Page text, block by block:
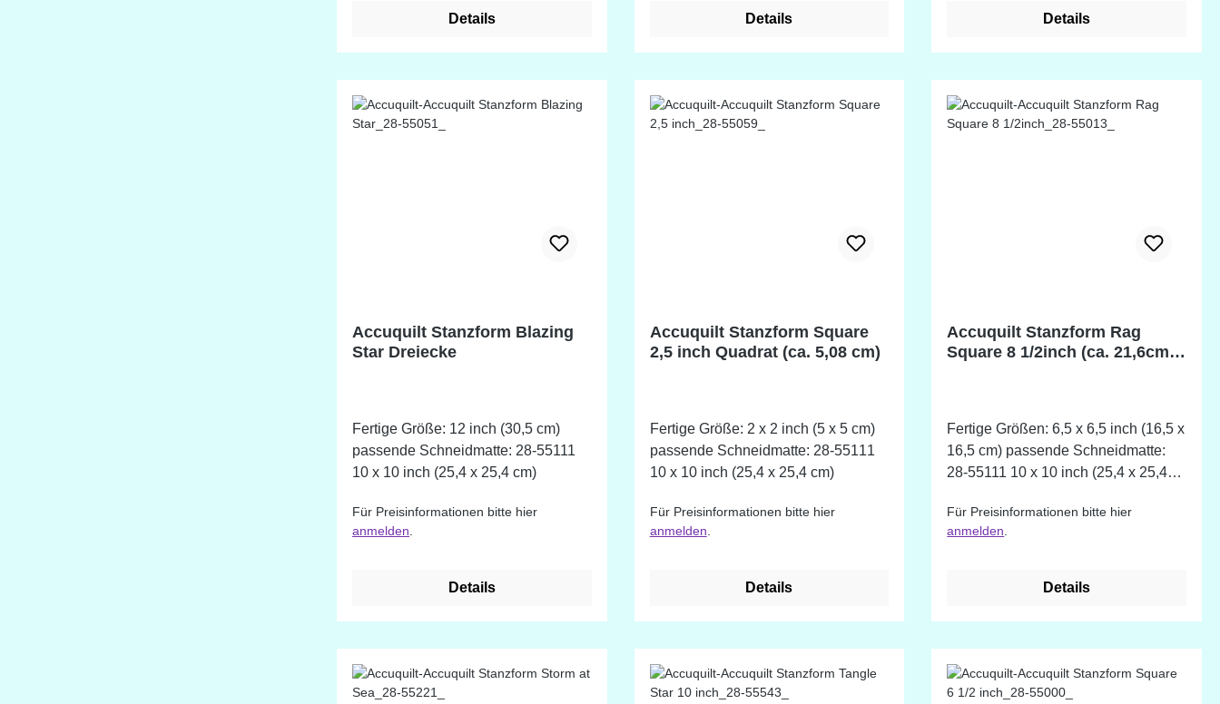
Details
inch (25,4 x 61cm)Details Details
Accuquilt Stanzform Blazing
Star Dreiecke
Fertige Größe: 12 inch (30,5 cm)
passende Schneidmatte: 28-55111
10 x 10 inch (25,4 x 25,4 cm)
Für Preisinformationen bitte hier
anmelden
Details
Accuquilt Stanzform Square
2,5 inch Quadrat (ca. 5,08 cm)
Fertige Größe: 2 x 2 inch (5 x 5 cm)
passende Schneidmatte: 28-55111
10 x 10 inch (25,4 x 25,4 cm)
Für Preisinformationen bitte hier
anmelden
Details
Accuquilt Stanzform Rag
Square 8 1/2inch (ca. 21,6cm)
Fertige Größen: 6,5 x 6,5 inch (16,5 x
16,5 cm) passende Schneidmatte:
28-55111 10 x 10 inch (25,4 x 25,4
Für Preisinformationen bitte hier
anmelden
Details